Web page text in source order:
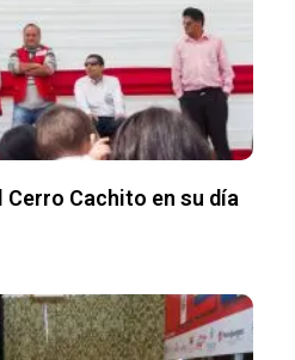
Cerro Cachito en su día